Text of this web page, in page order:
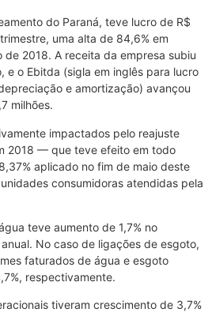
do Paraná, teve lucro de R$
uma alta de 84,6% em
de 2018. A receita da empresa subiu
e o Ebitda (sigla em inglês para lucro
e amortização) avançou
milhões.
impactados pelo reajuste
2018 — que teve efeito em todo
aplicado no fim de maio deste
consumidoras atendidas pela
teve aumento de 1,7% no
No caso de ligações de esgoto,
faturados de água e esgoto
respectivamente.
tiveram crescimento de 3,7%